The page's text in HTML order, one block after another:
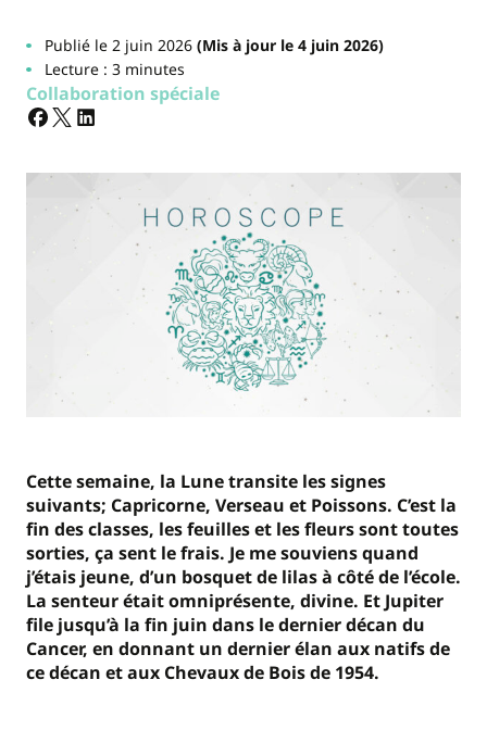
Publié le 2 juin 2026(Mis à jour le 4 juin 2026)
Lecture : 3 minutes
Collaboration spéciale
Cette semaine, la Lune transite les signes
suivants; Capricorne, Verseau et Poissons. C’est la
fin des classes, les feuilles et les fleurs sont toutes
sorties, ça sent le frais. Je me souviens quand
j’étais jeune, d’un bosquet de lilas à côté de l’école.
La senteur était omniprésente, divine. Et Jupiter
file jusqu’à la fin juin dans le dernier décan du
Cancer, en donnant un dernier élan aux natifs de
ce décan et aux Chevaux de Bois de 1954.